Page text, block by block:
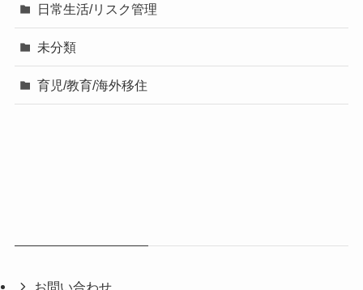
日常生活/リスク管理
未分類
育児/教育/海外移住
お問い合わせ